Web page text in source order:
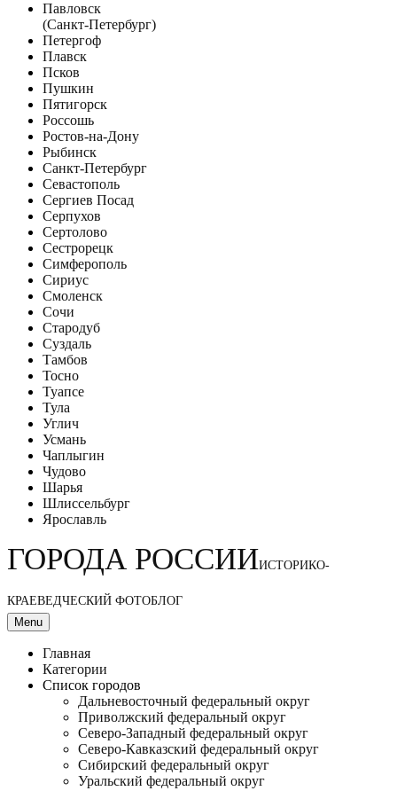
Павловск
(Санкт-Петербург)
Петергоф
Плавск
Псков
Пушкин
Пятигорск
Россошь
Ростов-на-Дону
Рыбинск
Санкт-Петербург
Севастополь
Сергиев Посад
Серпухов
Сертолово
Сестрорецк
Симферополь
Сириус
Смоленск
Сочи
Стародуб
Суздаль
Тамбов
Тосно
Туапсе
Тула
Углич
Усмань
Чаплыгин
Чудово
Шарья
Шлиссельбург
Ярославль
ГОРОДА РОССИИИСТОРИКО-
КРАЕВЕДЧЕСКИЙ ФОТОБЛОГ
Menu
Главная
Категории
Список городов
Дальневосточный федеральный округ
Приволжский федеральный округ
Северо-Западный федеральный округ
Северо-Кавказский федеральный округ
Сибирский федеральный округ
Уральский федеральный округ